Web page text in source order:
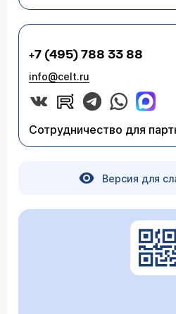
+7 (495) 788 33 88
info@celt.ru
Сотрудничество для
Версия для